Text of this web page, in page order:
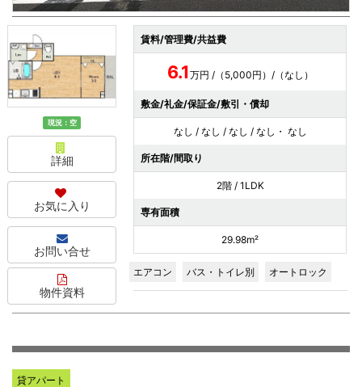
現況：空
詳細
お気に入り
お問い合せ
物件資料
賃料/管理費/共益費
6.1万円 /（5,000円）/（なし）
敷金/礼金/保証金/敷引・償却
なし / なし / なし / なし・ なし
所在階/間取り
2階 / 1LDK
専有面積
29.98m²
エアコン バス・トイレ別 オートロック
貸アパート